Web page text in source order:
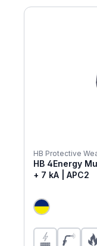
HB Protective
HB 4Energy
+ 7 kA | APC2